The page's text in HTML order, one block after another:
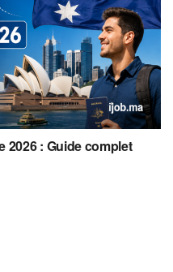
2026 : Guide complet